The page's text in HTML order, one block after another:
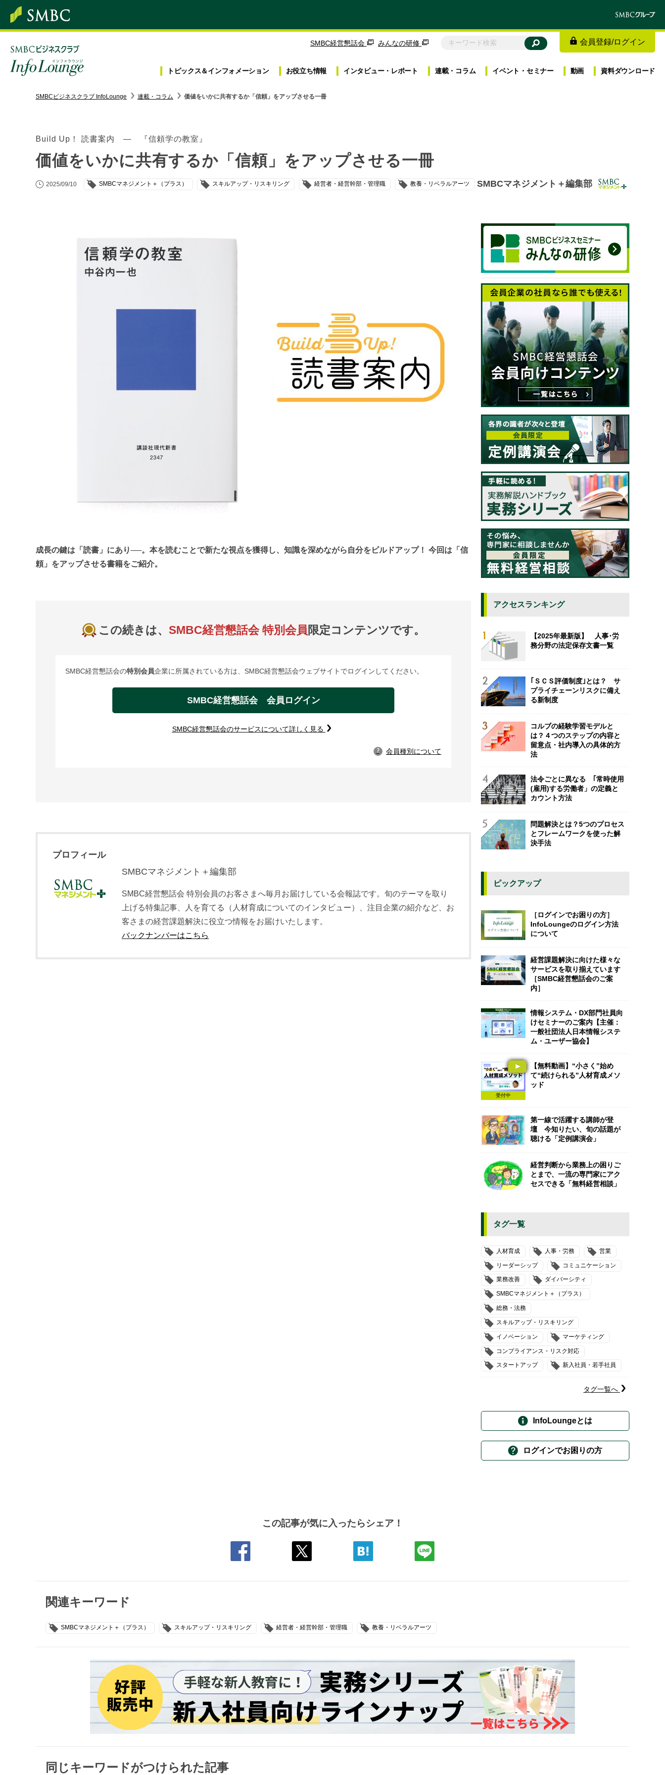
SMBC経営懇話会 みんなの研修 会員登録/ログイン
トピックス＆インフォメーション お役立ち情報 インタビュー・ レポート 連載・ コラム イベント・ セミナー 動画 資料ダウンロード
トピックス＆インフォメーション
イベント・セミナー
SMBCビジネスクラブ InfoLounge 連載・コラム 価値をいかに共有するか「信頼」をアップさせる一冊
Build Up！ 読書案内 ― 『信頼学の教室』
価値をいかに共有するか「信頼」をアップさせる一冊
2025/09/10 SMBCマネジメント＋（プラス） スキルアップ・リスキリング 経営者・経営幹部・管理職 教養・リベラルアーツ SMBCマネジメント＋編集部
成長の鍵は「読書」にあり──。本を読むことで新たな視点を獲得し、知識を深めながら自分をビルドアップ！ 今回は「信
頼」をアップさせる書籍をご紹介。
この続きは、 SMBC経営懇話会 特別会員 限定コンテンツです。
SMBC経営懇話会の特別会員企業に所属されている方は、SMBC経営懇話会ウェブサイトでログインしてください。
SMBC経営懇話会 会員ログイン
SMBC経営懇話会のサービスについて詳しく見る
? 会員種別について
プロフィール
SMBCマネジメント＋編集部
SMBC経営懇話会 特別会員のお客さまへ毎月お届けしている会報誌です。旬のテーマを取り
上げる特集記事、人を育てる（人材育成についてのインタビュー）、注目企業の紹介など、お
客さまの経営課題解決に役立つ情報をお届けいたします。
バックナンバーはこちら
この記事が気に入ったらシェア！
関連キーワード
SMBCマネジメント＋（プラス） スキルアップ・リスキリング 経営者・経営幹部・管理職 教養・リベラルアーツ
同じキーワードがつけられた記事
アクセスランキング
【2025年最新版】 人事･労
務分野の法定保存文書一覧
｢ＳＣＳ評価制度｣とは？ サ
プライチェーンリスクに備え
る新制度
コルブの経験学習モデルと
は？４つのステップの内容と
留意点・社内導入の具体的方
法
法令ごとに異なる ｢常時使用
(雇用)する労働者」の定義と
カウント方法
問題解決とは？5つのプロセス
とフレームワークを使った解
決手法
ピックアップ
［ログインでお困りの方］
InfoLoungeのログイン方法
について
経営課題解決に向けた様々な
サービスを取り揃えています
［SMBC経営懇話会のご案
内］
情報システム・DX部門社員向
けセミナーのご案内【主催：
一般社団法人日本情報システ
ム・ユーザー協会】
受付中
【無料動画】“小さく”始め
て“続けられる”人材育成メソ
ッド
第一線で活躍する講師が登
壇 今知りたい、旬の話題が
聴ける「定例講演会」
経営判断から業務上の困りご
とまで、一流の専門家にアク
セスできる「無料経営相談」
タグ一覧
人材育成 人事・労務 営業
リーダーシップ コミュニケーション
業務改善 ダイバーシティ
SMBCマネジメント＋（プラス）
総務・法務
スキルアップ・リスキリング
イノベーション マーケティング
コンプライアンス・リスク対応
スタートアップ 新入社員・若手社員
タグ一覧へ
InfoLoungeとは
ログインでお困りの方